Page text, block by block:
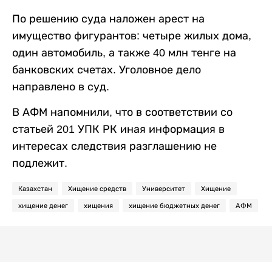
По решению суда наложен арест на
имущество фигурантов: четыре жилых дома,
один автомобиль, а также 40 млн тенге на
банковских счетах. Уголовное дело
направлено в суд.
В АФМ напомнили, что в соответствии со
статьей 201 УПК РК иная информация в
интересах следствия разглашению не
подлежит.
Казахстан Хищение средств Университет Хищение
хищение денег хищения хищение бюджетных денег АФМ